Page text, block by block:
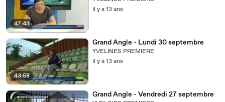
47:43
il y a 13 ans
43:58
Grand Angle - Lundi 30 septembre
YVELINES PREMIERE
il y a 13 ans
Grand Angle - Vendredi 27 septembre